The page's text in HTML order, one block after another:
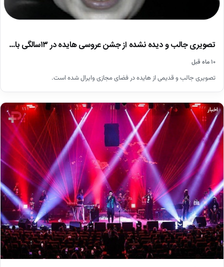
تصویری جالب و دیده نشده از جشن عروسی هایده در ۱۳سالگی با…
۱۰ ماه قبل
تصویری جالب و قدیمی از هایده در فضای مجازی وایرال شده است.
اخبار